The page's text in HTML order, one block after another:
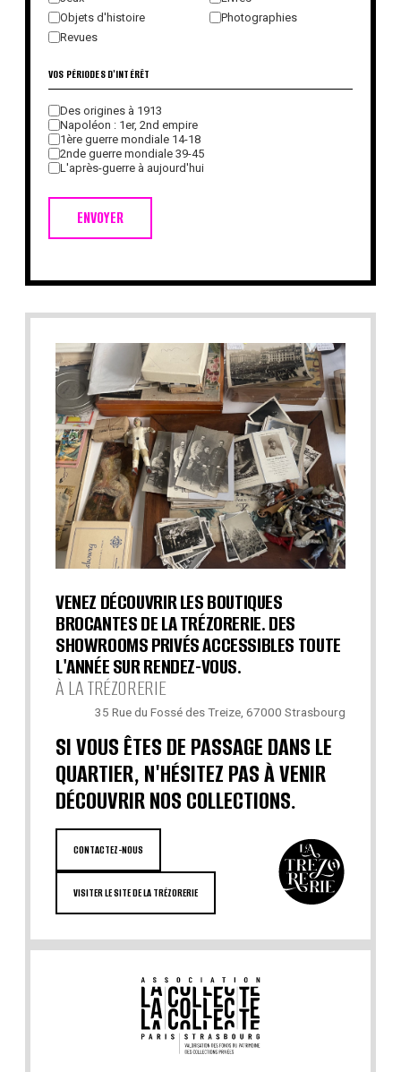
Objets d'histoire
Photographies
Revues
ENVOYER
VOS PÉRIODES D'INTÉRÊT
Des origines à 1913
Napoléon : 1er, 2nd empire
1ère guerre mondiale 14-18
2nde guerre mondiale 39-45
L'après-guerre à aujourd'hui
VENEZ DÉCOUVRIR LES BOUTIQUES
BROCANTES DE LA TRÉZORERIE. DES
SHOWROOMS PRIVÉS ACCESSIBLES TOUTE
L'ANNÉE SUR RENDEZ-VOUS.
À LA TRÉZORERIE
35 Rue du Fossé des Treize, 67000 Strasbourg
SI VOUS ÊTES DE PASSAGE DANS LE
QUARTIER, N'HÉSITEZ PAS À VENIR
DÉCOUVRIR NOS COLLECTIONS.
CONTACTEZ-NOUS
VISITER LE SITE DE LA TRÉZORERIE